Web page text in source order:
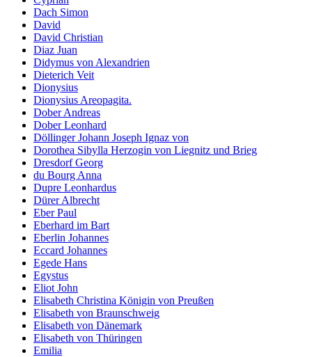
Dach Simon
David
David Christian
Diaz Juan
Didymus von Alexandrien
Dieterich Veit
Dionysius
Dionysius Areopagita.
Dober Andreas
Dober Leonhard
Döllinger Johann Joseph Ignaz von
Dorothea Sibylla Herzogin von Liegnitz und Brieg
Dresdorf Georg
du Bourg Anna
Dupre Leonhardus
Dürer Albrecht
Eber Paul
Eberhard im Bart
Eberlin Johannes
Eccard Johannes
Egede Hans
Egystus
Eliot John
Elisabeth Christina Königin von Preußen
Elisabeth von Braunschweig
Elisabeth von Dänemark
Elisabeth von Thüringen
Emilia